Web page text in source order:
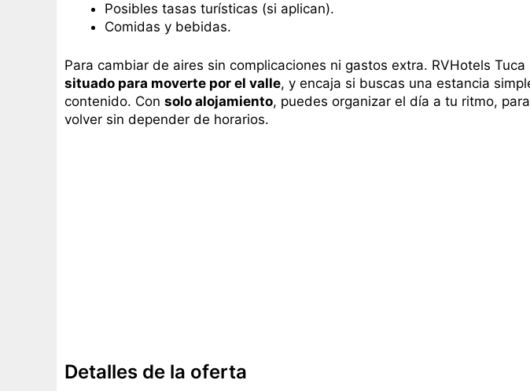
Posibles tasas turísticas (si aplican).
Comidas y bebidas.
Para cambiar de aires sin complicaciones ni gastos extra. RVHotels Tuca
situado para moverte por el valle, y encaja si buscas una estancia
contenido. Con solo alojamiento, puedes organizar el día a tu ritmo,
volver sin depender de horarios.
Detalles de la oferta